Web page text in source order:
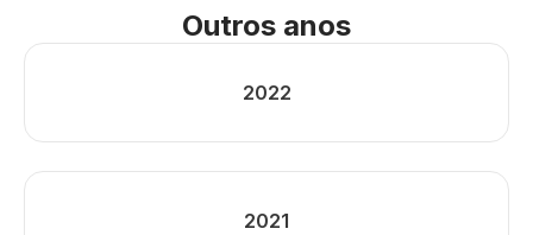
Outros anos
2022
2021